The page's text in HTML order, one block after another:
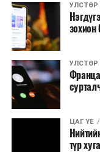
УЛСТӨР
зохион
УЛСТӨР
ЦАГ ҮЕ
түр